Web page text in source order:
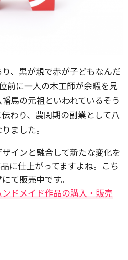
、黒が親で赤が子どもなんだ
前に一人の木工師が余暇を見
馬の元祖といわれているそう
わり、農閑期の副業として八
ました。
インと融合して新たな変化を
に仕上がってますよね。こち
て販売中です。
ドメイド作品の購入・販売